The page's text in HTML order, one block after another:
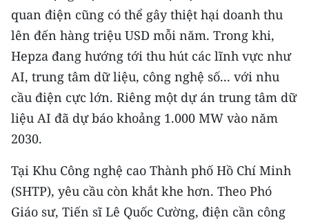
TIN MỚI
TIN ĐỊA PHƯƠNG
Trung du và miền núi phía Bắc
Đồng bằng sông Hồng
Duyên hải Nam Trung Bộ và Tây
Nguyên
quan điện cũng có thể gây thiệt hại doanh thu
lên đến hàng triệu USD mỗi năm. Trong khi,
Hepza đang hướng tới thu hút các lĩnh vực như
AI, trung tâm dữ liệu, công nghệ số... với nhu
cầu điện cực lớn. Riêng một dự án trung tâm dữ
liệu AI đã dự báo khoảng 1.000 MW vào năm
2030.
Tại Khu Công nghệ cao Thành phố Hồ Chí Minh
(SHTP), yêu cầu còn khắt khe hơn. Theo Phó
Giáo sư, Tiến sĩ Lê Quốc Cường, điện cần công